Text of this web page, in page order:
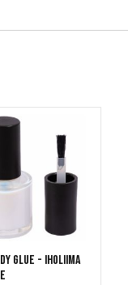
Glue - Iholiima